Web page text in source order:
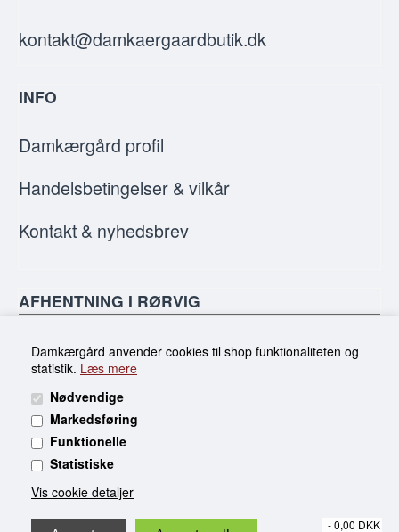
Damkærgård anvender cookies til shop funktionaliteten og
statistik. Læs mere
Nødvendige
Markedsføring
Funktionelle
Statistiske
Vis cookie detaljer
- 0,00 DKK
kontakt@damkaergaardbutik.dk
INFO
Damkærgård profil
Handelsbetingelser & vilkår
Kontakt & nyhedsbrev
AFHENTNING I RØRVIG
stadig handle online og afhente i Rørvig efter
aftale.
American Express: